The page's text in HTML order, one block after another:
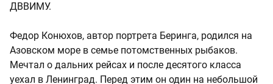
ДВВИМУ.
Федор Конюхов, автор портрета Беринга, родился на
Азовском море в семье потомственных рыбаков.
Мечтал о дальних рейсах и после десятого класса
уехал в Ленинград. Перед этим он один на небольшой